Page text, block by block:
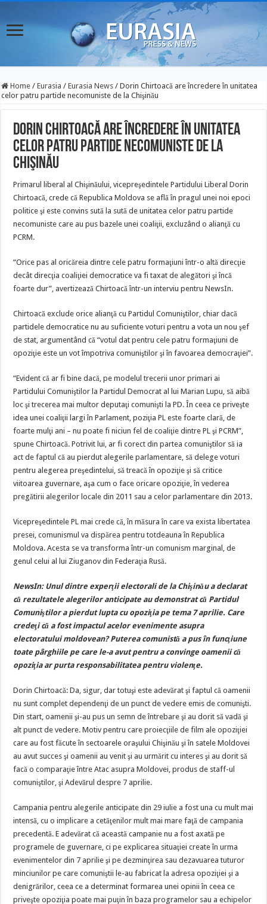
Home / Eurasia / Eurasia News / Dorin Chirtoacă are încredere în unitatea
celor patru partide necomuniste de la Chişinău
Dorin Chirtoacă are încredere în unitatea
celor patru partide necomuniste de la
Chişinău
Primarul liberal al Chişinăului, vicepreşedintele Partidului Liberal Dorin
Chirtoacă, crede că Republica Moldova se află în pragul unei noi epoci
politice şi este convins sută la sută de unitatea celor patru partide
necomuniste care au pus bazele unei coaliţii, excluzând o alianţă cu
PCRM.
“Orice pas al oricăreia dintre cele patru formaţiuni într-o altă direcţie
decât direcţia coaliţiei democratice va fi taxat de alegători şi încă
foarte dur”, avertizează Chirtoacă într-un interviu pentru NewsIn.
Chirtoacă exclude orice alianţă cu Partidul Comuniştilor, chiar dacă
partidele democratice nu au suficiente voturi pentru a vota un nou şef
de stat, argumentând că “votul dat pentru cele patru formaţiuni de
opoziţie este un vot împotriva comuniştilor şi în favoarea democraţiei”.
“Evident că ar fi bine dacă, pe modelul trecerii unor primari ai
Partidului Comuniştilor la Partidul Democrat al lui Marian Lupu, să aibă
loc şi trecerea mai multor deputaţi comunişti la PD. În ceea ce priveşte
idea unei coaliţii largi în Parlament, poziţia PL este foarte clară, de
foarte mulţi ani – nu poate fi niciun fel de coaliţie dintre PL şi PCRM”,
spune Chirtoacă. Potrivit lui, ar fi corect din partea comuniştilor să ia
act de faptul că au pierdut alegerile parlamentare, să delege voturi
pentru alegerea preşedintelui, să treacă în opoziţie şi să critice
viitoarea guvernare, aşa cum o face oricare opoziţie, în vederea
pregătirii alegerilor locale din 2011 sau a celor parlamentare din 2013.
Vicepreşedintele PL mai crede că, în măsura în care va exista libertatea
presei, comunismul va dispărea pentru totdeauna în Republica
Moldova. Acesta se va transforma într-un comunism marginal, de
genul celui al lui Ziuganov din Federaţia Rusă.
NewsIn: Unul dintre experţii electorali de la Chişinău a declarat
că rezultatele alegerilor anticipate au demonstrat că Partidul
Comuniştilor a pierdut lupta cu opoziţia pe tema 7 aprilie. Care
credeţi că a fost impactul acelor evenimente asupra
electoratului moldovean? Puterea comunistă a pus în funcţiune
toate pârghiile pe care le-a avut pentru a convinge oamenii că
opoziţia ar purta responsabilitatea pentru violenţe.
Dorin Chirtoacă: Da, sigur, dar totuşi este adevărat şi faptul că oamenii
nu sunt complet dependenţi de un punct de vedere emis de comunişti.
Din start, oamenii şi-au pus un semn de întrebare şi au dorit să vadă şi
alt punct de vedere. Motiv pentru care proiecţiile de film ale opoziţiei
care au fost făcute în sectoarele oraşului Chişinău şi în satele Moldovei
au avut succes şi oamenii au venit şi au urmărit cu interes şi au dorit să
facă o comparaţie între Atac asupra Moldovei, produs de staff-ul
comuniştilor, şi Adevărul despre 7 aprilie.
Campania pentru alegerile anticipate din 29 iulie a fost una cu mult mai
intensă, cu o implicare a cetăţenilor mult mai mare faţă de campania
precedentă. E adevărat că această campanie nu a fost axată pe
programele de guvernare, ci pe explicarea situaţiei create în urma
evenimentelor din 7 aprilie şi pe dezminţirea sau dezavuarea tuturor
minciunilor pe care comuniştii le-au fabricat la adresa opoziţiei şi a
denigrărilor, ceea ce a determinat formarea unei opinii în ceea ce
priveşte opoziţia poate mai puţin în baza programelor sau a echipelor